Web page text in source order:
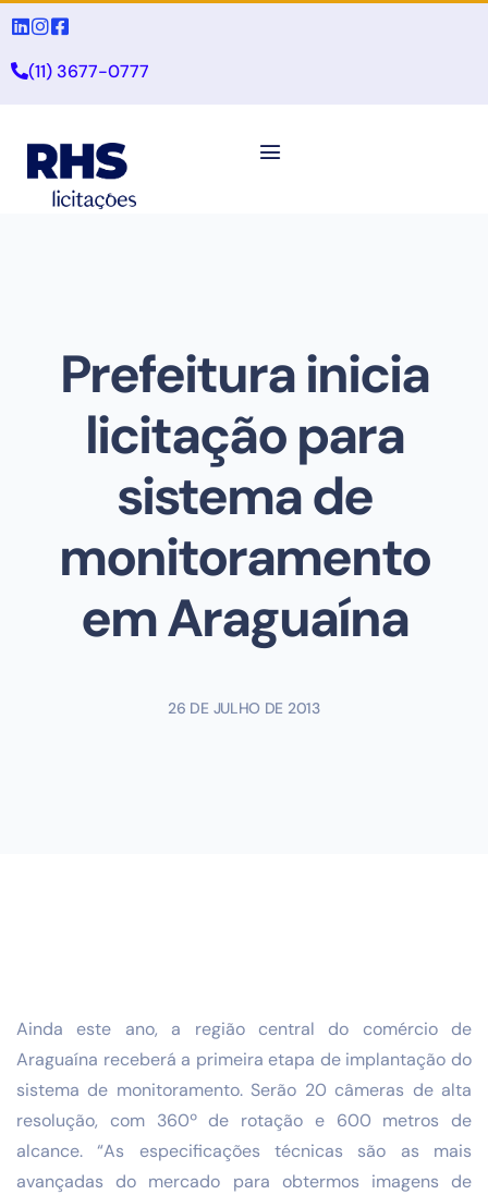
(11) 3677-0777
Prefeitura inicia
licitação para
sistema de
monitoramento
em Araguaína
26 DE JULHO DE 2013
Ainda este ano, a região central do comércio de
Araguaína receberá a primeira etapa de implantação do
sistema de monitoramento. Serão 20 câmeras de alta
resolução, com 360º de rotação e 600 metros de
alcance. “As especificações técnicas são as mais
avançadas do mercado para obtermos imagens de